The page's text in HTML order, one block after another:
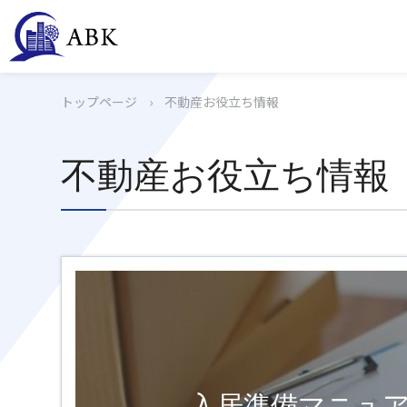
トップページ › 不動産お役立ち情報
不動産お役立ち情報